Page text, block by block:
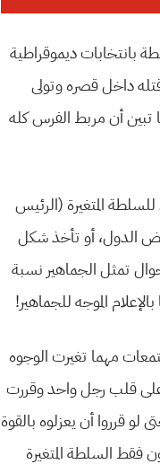
إلى السلطة بانتخابات دیموقراطیة
بزعامة بینوشیه بخلعه والانقلاب علیه عام ١٩٧٣ وتم قتله داخل قصره وتولى
تبین أن مربط الفرس كله
المتغیرة (الرئیس
الدول، أو تأخذ شكل
تمثل الجماهیر نسبة
الموجه للجماهیر!
مهما تغیرت الوجوه
على قلب رجل واحد وقررت
قرروا أن یعزلوه بالقوة
فقط السلطة المتغیرة